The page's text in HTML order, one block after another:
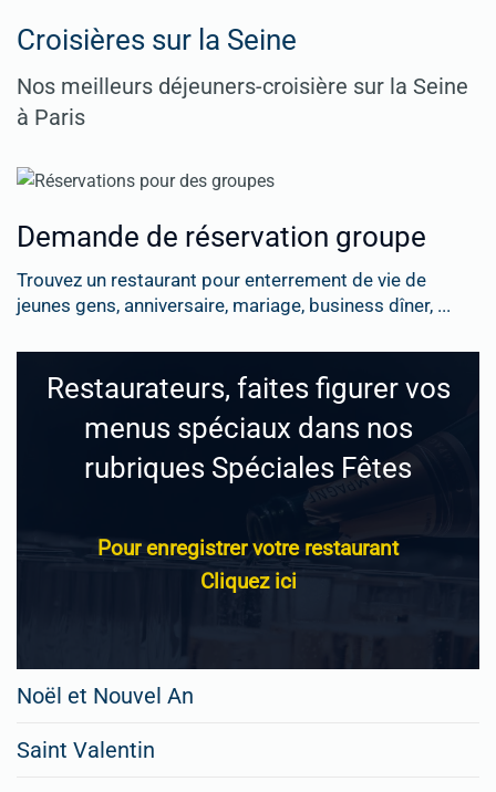
Croisières sur la Seine
Nos meilleurs déjeuners-croisière sur la Seine
à Paris
Demande de réservation groupe
Trouvez un restaurant pour enterrement de vie de
jeunes gens, anniversaire, mariage, business dîner, ...
Restaurateurs, faites figurer vos
menus spéciaux dans nos
rubriques Spéciales Fêtes
Pour enregistrer votre restaurant
Cliquez ici
Noël et Nouvel An
Saint Valentin